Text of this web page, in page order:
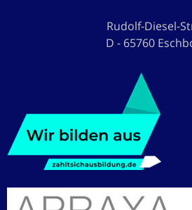
Rudolf-Diesel-
D - 65760